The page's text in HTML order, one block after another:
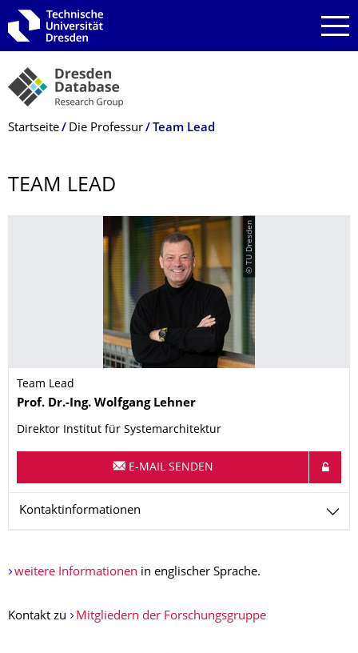
Zur Hauptnavigation springen
Zur Suche springen
Zum Inhalt springen
Breadcrumb-Menü
Startseite Die Professur Team Lead
TEAM LEAD
© TU Dresden
Team Lead
Name
Prof. Dr.-Ing. Wolfgang Lehner
Direktor Institut für Systemarchitektur
E-MAIL SENDEN
Kontaktinformationen
weitere Informationen in englischer Sprache.
Kontakt zu Mitgliedern der Forschungsgruppe